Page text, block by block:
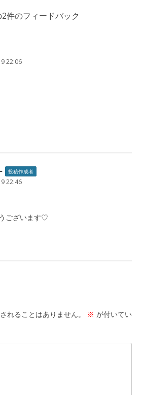
2件のフィードバック
22:06
投稿作成者
22:46
ございます♡
れることはありません。 ※ が付いてい